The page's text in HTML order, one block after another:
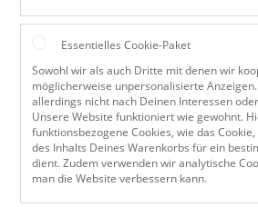
Essentielles Cookie-Paket
Sowohl wir als auch Dritte mit denen wir
möglicherweise unpersonalisierte
allerdings nicht nach Deinen Interessen
Unsere Website funktioniert wie gewohnt.
funktionsbezogene Cookies, wie das
des Inhalts Deines Warenkorbs für ein
dient. Zudem verwenden wir analytische
man die Website verbessern kann.